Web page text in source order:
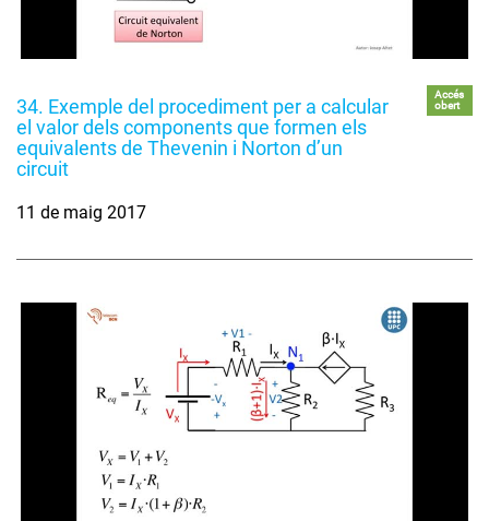
34. Exemple del procediment per a calcular
el valor dels components que formen els
equivalents de Thevenin i Norton d’un
circuit
Accés
obert
11 de maig 2017